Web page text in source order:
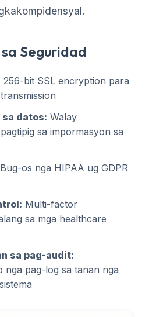
Seguridad
256-bit SSL encryption para
sa datos: Walay
sa impormasyon sa
Bug-os nga HIPAA ug GDPR
Multi-factor
sa mga healthcare
sa pag-audit:
nga pag-log sa tanan nga